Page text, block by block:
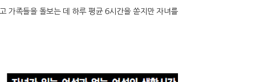
가족들을 돌보는 데 하루 평균 6시간을 쏟지만 자녀를